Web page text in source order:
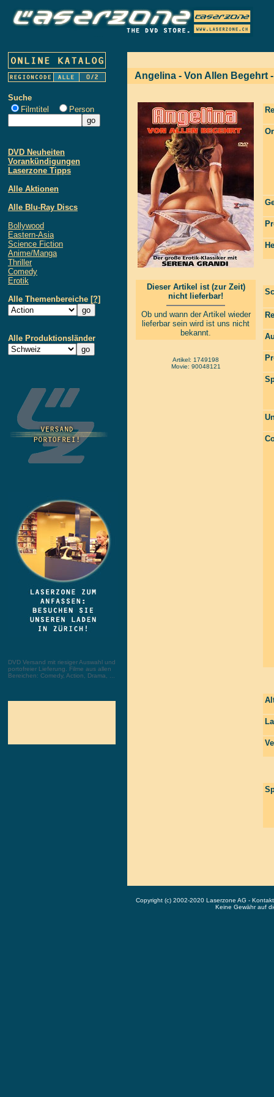
Suche
Filmtitel
Person
DVD Neuheiten
Vorankündigungen
Laserzone Tipps
Alle Aktionen
Alle Blu-Ray Discs
Bollywood
Eastern-Asia
Science Fiction
Anime/Manga
Thriller
Comedy
Erotik
Alle Themenbereiche [?]
Alle Produktionsländer
DVD Versand mit riesiger Auswahl und
portofreier Lieferung. Filme aus allen
Bereichen: Comedy, Action, Drama, ...
Angelina - Von Allen Begehrt
Dieser Artikel ist (zur Zeit)
nicht lieferbar!
Ob und wann der Artikel wieder
lieferbar sein wird ist uns nicht
bekannt.
Artikel: 1749198
Movie: 90048121
Copyright (c) 2002-2020 Laserzone AG -
Keine Gewähr auf